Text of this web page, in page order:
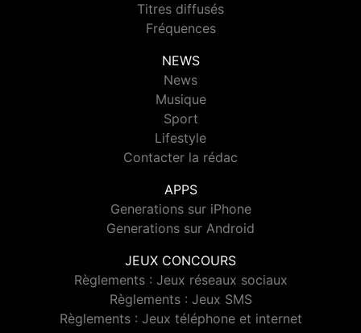
Titres diffusés
Fréquences
NEWS
News
Musique
Sport
Lifestyle
Contacter la rédac
APPS
Generations sur iPhone
Generations sur Android
JEUX CONCOURS
Règlements : Jeux réseaux sociaux
Règlements : Jeux SMS
Règlements : Jeux téléphone et internet